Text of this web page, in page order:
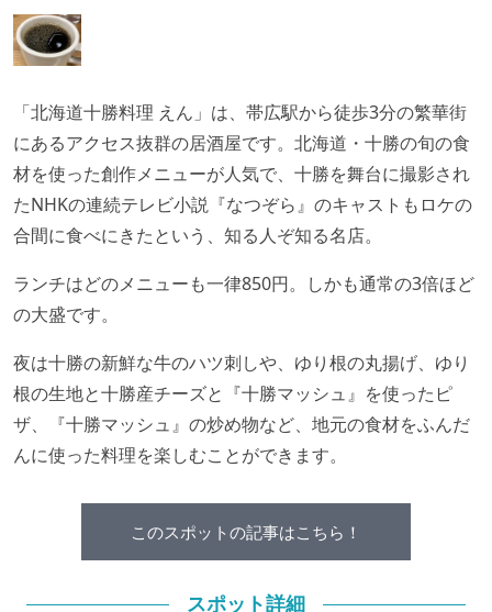
「北海道十勝料理 えん」は、帯広駅から徒歩3分の繁華街
にあるアクセス抜群の居酒屋です。北海道・十勝の旬の食
材を使った創作メニューが人気で、十勝を舞台に撮影され
たNHKの連続テレビ小説『なつぞら』のキャストもロケの
合間に食べにきたという、知る人ぞ知る名店。
ランチはどのメニューも一律850円。しかも通常の3倍ほど
の大盛です。
夜は十勝の新鮮な牛のハツ刺しや、ゆり根の丸揚げ、ゆり
根の生地と十勝産チーズと『十勝マッシュ』を使ったピ
ザ、『十勝マッシュ』の炒め物など、地元の食材をふんだ
んに使った料理を楽しむことができます。
このスポットの記事はこちら！
スポット詳細